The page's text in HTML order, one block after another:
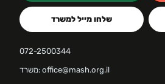
שלחו מייל למשרד
072-2500344
משרד: office@mash.org.il